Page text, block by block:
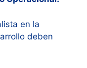
en la
deben